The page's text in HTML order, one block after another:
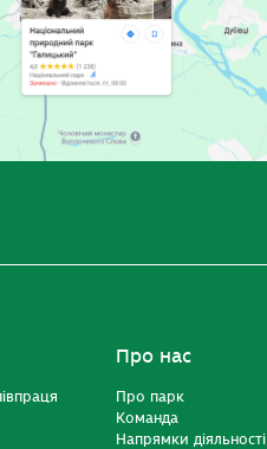
Про нас
Про парк
Команда
Напрямки діяльності